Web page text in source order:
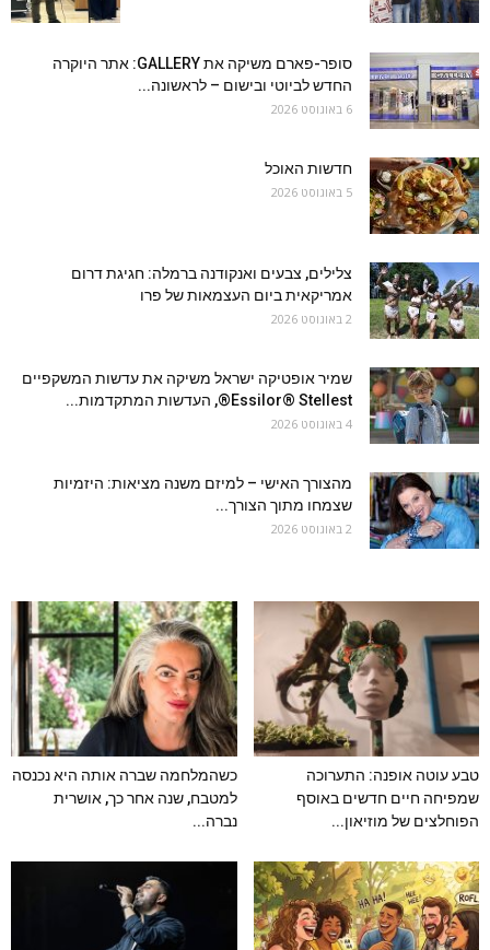
סופר-פארם משיקה את GALLERY: אתר היוקרה
החדש לביוטי ובישום – לראשונה...
6 באוגוסט 2026
חדשות האוכל
5 באוגוסט 2026
צלילים, צבעים ואנקודנה ברמלה: חגיגת דרום
אמריקאית ביום העצמאות של פרו
2 באוגוסט 2026
שמיר אופטיקה ישראל משיקה את עדשות המשקפיים
Essilor® Stellest®, העדשות המתקדמות...
4 באוגוסט 2026
מהצורך האישי – למיזם משנה מציאות: היזמיות
שצמחו מתוך הצורך...
2 באוגוסט 2026
טבע עוטה אופנה: התערוכה
שמפיחה חיים חדשים באוסף
הפוחלצים של מוזיאון...
כשהמלחמה שברה אותה היא נכנסה
למטבח, שנה אחר כך, אושרית
נברה...